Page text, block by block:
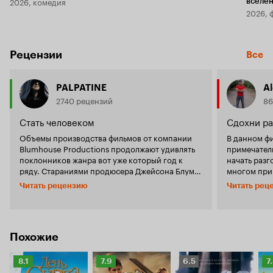
2026,
Рецензии Все
PALPATINE
2740 рецензий
Стать человеком
Объемы производства фильмов от компании
Blumhouse Productions продолжают удивлять
поклонников жанра вот уже который год к
ряду. Стараниями продюсера Джейсона Блума
мы увидели такие примечательные картины,
как 'Паранормальное явление', 'Астрал',
дорожку к сердцу аудитории благодаря
уверенной режиссуре и неплохой актерской
игре. Конечно, со временем Блуму стало
Читать рецензию
Сдохни
В данном
начать
многом
Парень
история
для тех,
там 'Днях
Читать
Похожие
Рейтинг
8.1
Рейтинг
7.9
Рейтинг
6.5